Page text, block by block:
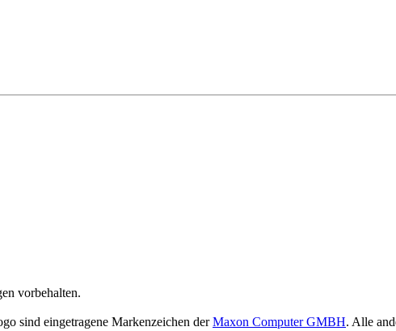
vorbehalten.
sind eingetragene Markenzeichen derMaxon Computer GMBH. Alle